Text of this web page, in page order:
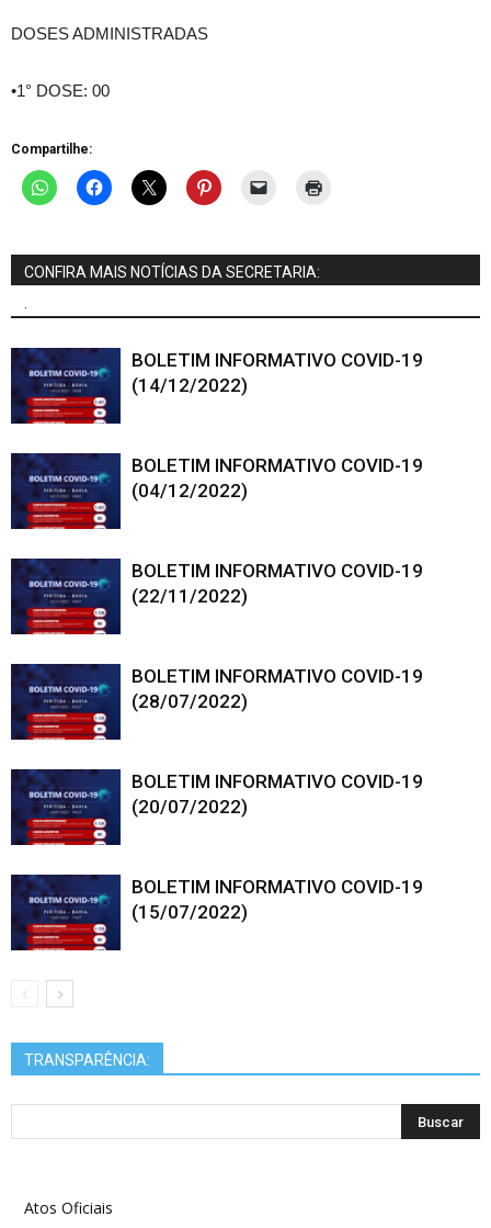
DOSES ADMINISTRADAS
•1° DOSE: 00
Compartilhe:
CONFIRA MAIS NOTÍCIAS DA SECRETARIA:
BOLETIM INFORMATIVO COVID-19
(14/12/2022)
BOLETIM INFORMATIVO COVID-19
(04/12/2022)
BOLETIM INFORMATIVO COVID-19
(22/11/2022)
BOLETIM INFORMATIVO COVID-19
(28/07/2022)
BOLETIM INFORMATIVO COVID-19
(20/07/2022)
BOLETIM INFORMATIVO COVID-19
(15/07/2022)
TRANSPARÊNCIA:
Atos Oficiais